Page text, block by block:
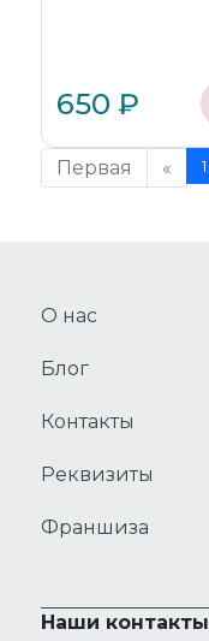
650 ₽
Первая « 1
О нас
Блог
Контакты
Реквизиты
Франшиза
Наши контакты